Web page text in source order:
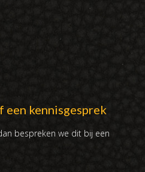
kennisgesprek
bespreken we dit bij een